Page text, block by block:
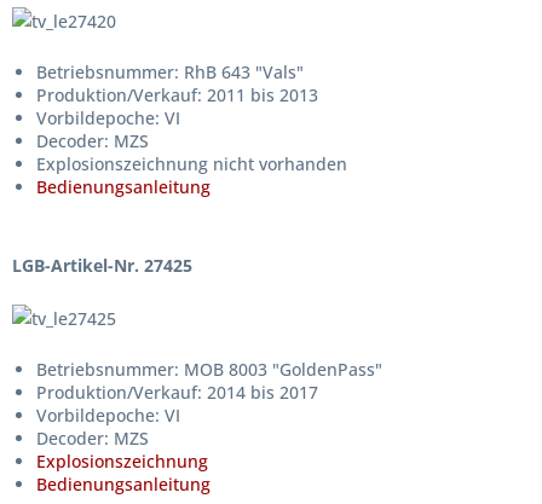
Betriebsnummer: RhB 643 "Vals"
Produktion/Verkauf: 2011 bis 2013
Vorbildepoche: VI
Decoder: MZS
Explosionszeichnung nicht vorhanden
Bedienungsanleitung
LGB-Artikel-Nr. 27425
Betriebsnummer: MOB 8003 "GoldenPass"
Produktion/Verkauf: 2014 bis 2017
Vorbildepoche: VI
Decoder: MZS
Explosionszeichnung
Bedienungsanleitung